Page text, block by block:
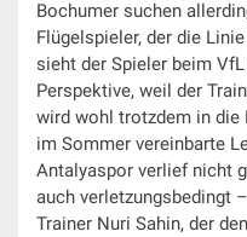
Bochumer suchen
Flügelspieler, der die
sieht der Spieler beim
Perspektive, weil der
wird wohl trotzdem in die
im Sommer vereinbarte
Antalyaspor verlief nicht
auch verletzungsbedingt
Trainer Nuri Sahin, der